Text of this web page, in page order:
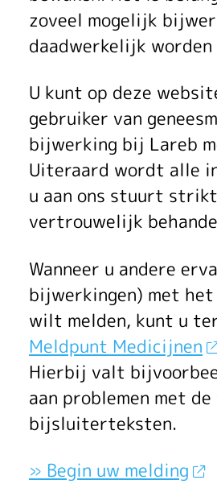
t
b
i
j
w
e
r
k
i
n
g
e
n
zoveel mogelijk
daadwerkelijk worden
U kunt op deze
gebruiker van
bijwerking bij Lareb
Uiteraard wordt alle
u aan ons stuurt strikt
vertrouwelijk
Wanneer u andere
bijwerkingen) met het
wilt melden, kunt u
Meldpunt Medicijnen
Hierbij valt
aan problemen met
bijsluiterteksten.
» Begin uw melding